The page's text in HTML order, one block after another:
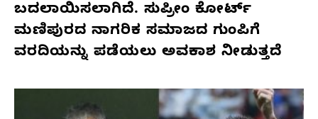
ಬದಲಾಯಿಸಲಾಗಿದೆ. ಸುಪ್ರೀಂ ಕೋರ್ಟ್
ಮಣಿಪುರದ ನಾಗರಿಕ ಸಮಾಜದ ಗುಂಪಿಗೆ
ವರದಿಯನ್ನು ಪಡೆಯಲು ಅವಕಾಶ ನೀಡುತ್ತದೆ